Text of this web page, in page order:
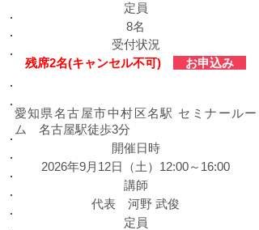
定員
8名
受付状況
残席2名(キャンセル不可)
お申込み
2026年9月12日（土）12:00～16:00
愛知県名古屋市中村区名駅 セミナールー
ム 名古屋駅徒歩3分
​開催日時
定員
​講師
代表 河野 武俊